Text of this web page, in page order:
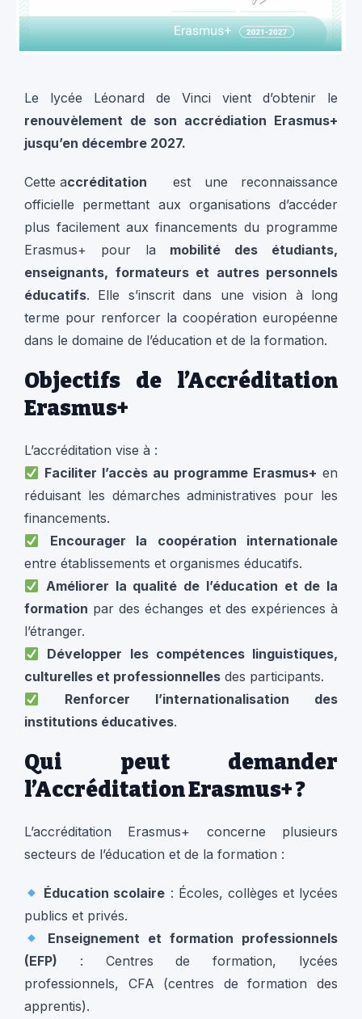
Le lycée Léonard de Vinci vient d’obtenir le
renouvèlement de son accrédiation Erasmus+
jusqu’en décembre 2027.
Cette accréditation
est une reconnaissance
officielle permettant aux organisations d’accéder
plus facilement aux financements du programme
Erasmus+ pour la mobilité des étudiants,
enseignants, formateurs et autres personnels
éducatifs. Elle s’inscrit dans une vision à long
terme pour renforcer la coopération européenne
dans le domaine de l’éducation et de la formation.
Objectifs de l’Accréditation
Erasmus+
L’accréditation vise à :
Faciliter l’accès au programme Erasmus+ en
réduisant les démarches administratives pour les
financements.
Encourager la coopération internationale
entre établissements et organismes éducatifs.
Améliorer la qualité de l’éducation et de la
formation par des échanges et des expériences à
l’étranger.
Développer les compétences linguistiques,
culturelles et professionnelles des participants.
Renforcer l’internationalisation des
institutions éducatives.
Qui peut demander
l’Accréditation Erasmus+ ?
L’accréditation Erasmus+ concerne plusieurs
secteurs de l’éducation et de la formation :
Éducation scolaire : Écoles, collèges et lycées
publics et privés.
Enseignement et formation professionnels
(EFP) : Centres de formation, lycées
professionnels, CFA (centres de formation des
apprentis).